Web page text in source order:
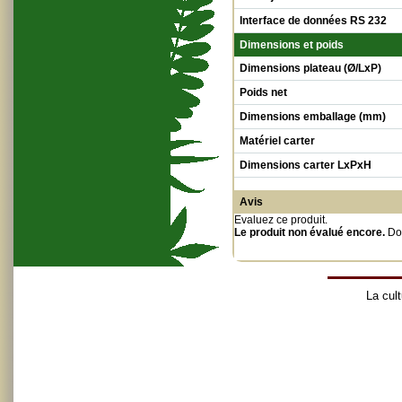
Interface de données RS 232
Dimensions et poids
Dimensions plateau (Ø/LxP)
Poids net
Dimensions emballage (mm)
Matériel carter
Dimensions carter LxPxH
Avis
Evaluez ce produit.
Le produit non évalué encore.
La